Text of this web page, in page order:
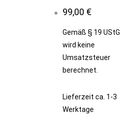
99,00 €
Gemäß § 19 UStG
wird keine
Umsatzsteuer
berechnet.
Lieferzeit ca. 1-3
Werktage